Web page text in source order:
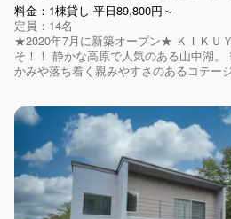
料金：1棟貸し 平日89,800円～
定員：14名
★2020年7月に新築オープン★ ＫＩＫＵ
そ！！ 静かな高原で人気のある山中湖
かみや落ち着く親みやすさのあるコテー